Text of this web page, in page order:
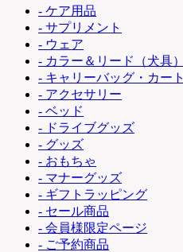
- ケア用品
- サプリメント
- ウェア
- カラー＆リード（犬具）
- キャリーバッグ・カート
- アクセサリー
- ベッド
- ドライブグッズ
- グッズ
- おもちゃ
- マナーグッズ
- ギフトラッピング
- セール商品
- 会員様限定ページ
- ご予約商品